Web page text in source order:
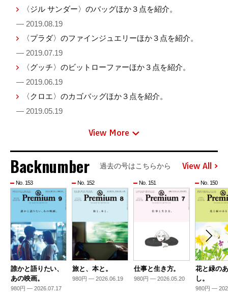
〈ジル サンダー〉のバッグほか３点を紹介。
— 2019.08.19
〈プラダ〉のファインジュエリーほか３点を紹介。
— 2019.07.19
〈グッチ〉のビットローファーほか３点を紹介。
— 2019.06.19
〈クロエ〉のカゴバッグほか３点を紹介。
— 2019.05.19
View More
Backnumber 過去の号はこちらから View All
No. 153
誰かと語りたい、
あの映画。
980円 — 2026.07.17
No. 152
旅と、本と。
980円 — 2026.06.19
No. 151
仕事と生き方。
980円 — 2026.05.20
No. 150
花と緑の
し。
980円 —